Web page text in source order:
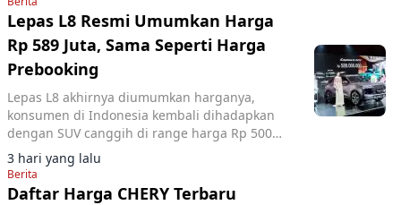
Lepas L8 Resmi Umumkan Harga
Rp 589 Juta, Sama Seperti Harga
Prebooking
Lepas L8 akhirnya diumumkan harganya,
konsumen di Indonesia kembali dihadapkan
dengan SUV canggih di range harga Rp 500
jutaan.
3 hari yang lalu
Berita
Daftar Harga CHERY Terbaru